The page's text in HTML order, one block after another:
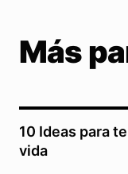
Más
10 Ideas para
vida